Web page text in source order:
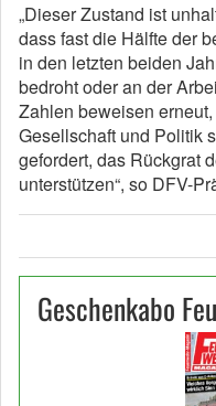
„Dieser Zustand ist
dass fast die Hälfte der
in den letzten beiden
bedroht oder an der
Zahlen beweisen
Gesellschaft und Politik
gefordert, das Rückgrat
unterstützen“, so DFV-
Geschenkabo